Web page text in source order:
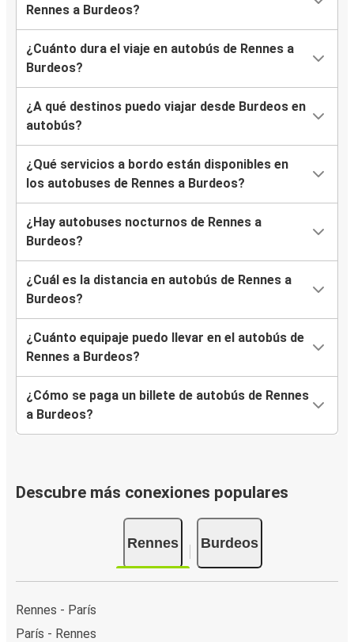
Rennes a Burdeos?
¿Cuánto dura el viaje en autobús de Rennes a
Burdeos?
¿A qué destinos puedo viajar desde Burdeos en
autobús?
¿Qué servicios a bordo están disponibles en
los autobuses de Rennes a Burdeos?
¿Hay autobuses nocturnos de Rennes a
Burdeos?
¿Cuál es la distancia en autobús de Rennes a
Burdeos?
¿Cuánto equipaje puedo llevar en el autobús de
Rennes a Burdeos?
¿Cómo se paga un billete de autobús de Rennes
a Burdeos?
Descubre más conexiones populares
Rennes Burdeos
Rennes - París
París - Rennes